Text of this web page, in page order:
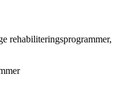
rehabiliteringsprogrammer,